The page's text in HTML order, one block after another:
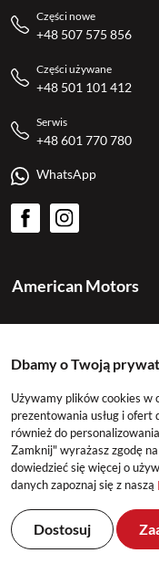
American Motors
Konto
Części nowe
+48 507 575 856
Części używane
+48 501 101 412
Serwis
+48 601 770 780
WhatsApp
©2026 American Motors All
Dbamy o Twoją
Używamy plików cookies w
prezentowania usług i ofert
również do
Zamknij" wyrażasz zgodę
dowiedzieć się więcej o
danych zapoznaj się z naszą
Dostosuj